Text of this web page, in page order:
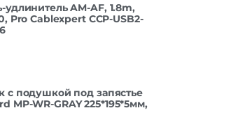
удлинитель AM-AF, 1.8m,
Pro Cablexpert CCP-USB2-
с подушкой под запястье
MP-WR-GRAY 225*195*5мм,